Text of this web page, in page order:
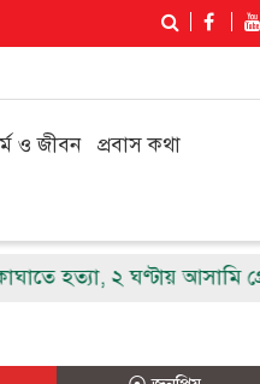
ও জীবন প্রবাস কথা
২ ঘণ্টায় আসামি গ্রেপ্তার